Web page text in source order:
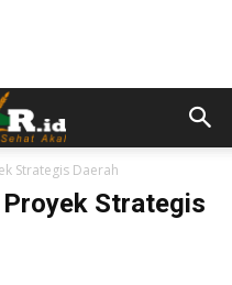
Strategis Daerah
Strategis